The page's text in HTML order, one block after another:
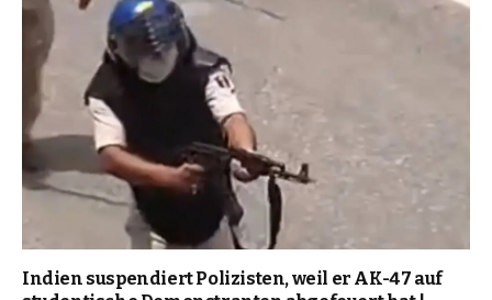
Indien suspendiert Polizisten, weil er AK-47 auf